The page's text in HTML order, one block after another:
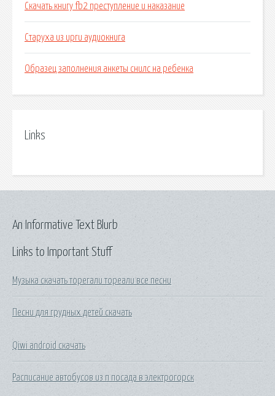
Скачать книгу fb2 преступление и наказание
Старуха из ирги аудиокнига
Образец заполнения анкеты снилс на ребенка
Links
Links to Important Stuff
Музыка скачать торегали тореали все песни
Песни для грудных детей скачать
Qiwi android скачать
Расписание автобусов из п посада в электрогорск
An Informative Text Blurb